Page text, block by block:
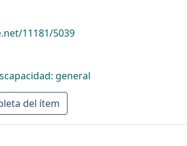
11181/5039
general
del ítem